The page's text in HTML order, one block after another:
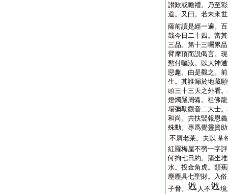
讃歎或瞻禮。乃至
道。又曰。若未來
薩前讀是經一遍。
哉今日二十四。當
三品。第十三囑累
臂摩頂而説偈言。
懃付囑汝。以大神
惡趣。由是觀之。
生。其誰漏於地藏
頭三十三天之外看
燈燭嚴周備。祖佛
場彌勒觀音二大士
和尚。共扶竪報恩
殊勳。專爲覺靈資
不屑老莱。夫以 某
紅羅梅屋不勞一字
何拘七日約。蒲坐
水。投金角虎。類
塵塵具七聖財。入
子骨。
人不